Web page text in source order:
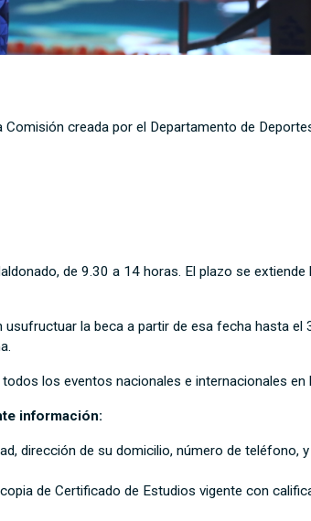
creada por el Departamento de
de 9.30 a 14 horas. El plazo se extiende
la beca a partir de esa fecha hasta el
los eventos nacionales e internacionales en
información:
dirección de su domicilio, número de teléfono,
de Certificado de Estudios vigente con